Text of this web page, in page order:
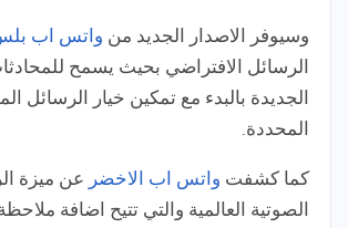
وسيوفر الاصدار الجديد من واتس اب
الرسائل الافتراضي بحيث يسمح
الجديدة بالبدء مع تمكين خيار الرسائل
المحددة.
كما كشفت واتس اب الاخضر عن ميزة
الصوتية العالمية والتي تتيح اضافة